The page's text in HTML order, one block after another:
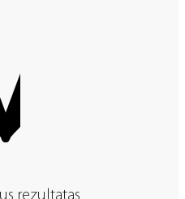
rezultatas